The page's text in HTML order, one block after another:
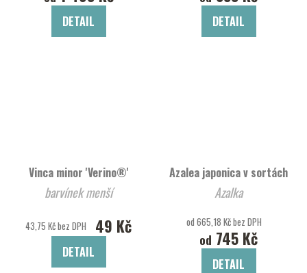
DETAIL DETAIL
Vinca minor 'Verino®'
barvínek menší
43,75 Kč bez DPH 49 Kč
DETAIL
Azalea japonica v sortách
Azalka
od 665,18 Kč bez DPH
od 745 Kč
DETAIL